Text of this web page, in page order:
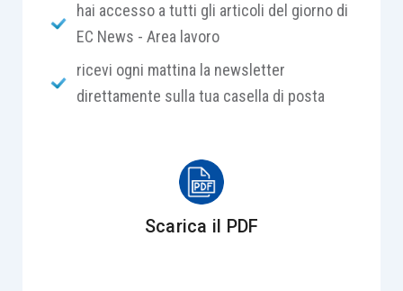
ti consiglia:
hai accesso a tutti gli articoli del giorno di
EC News - Area lavoro
ricevi ogni mattina la newsletter
direttamente sulla tua casella di posta
Scarica il PDF